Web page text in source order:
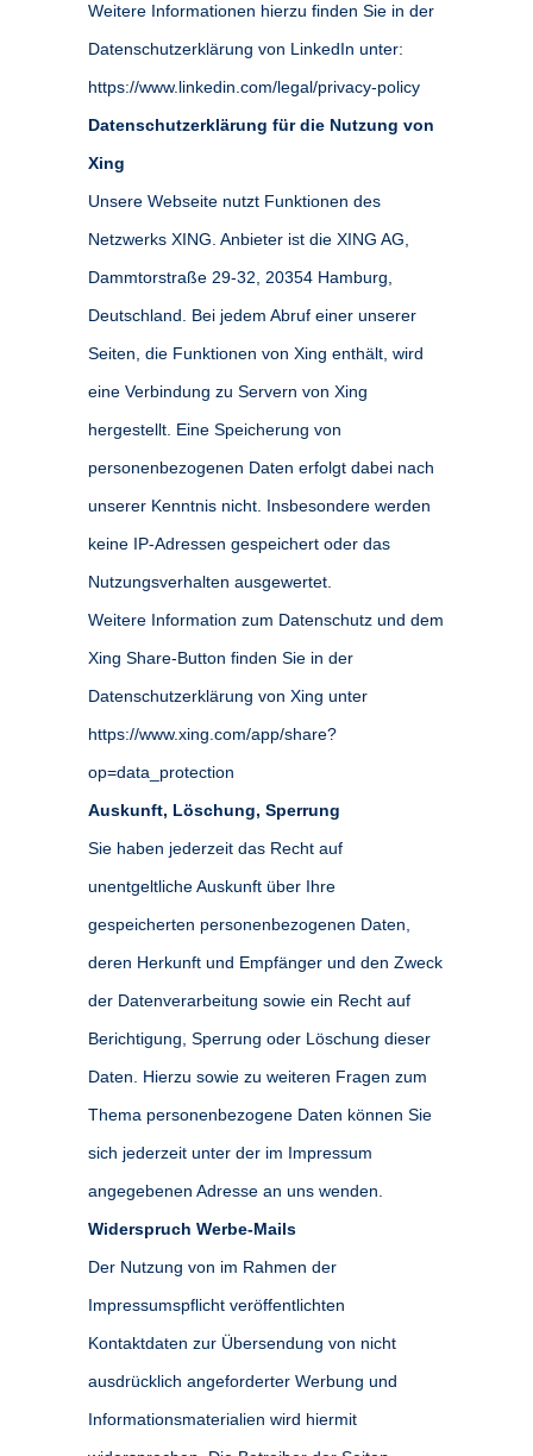
Weitere Informationen hierzu finden Sie in der
Datenschutzerklärung von LinkedIn unter:
https://www.linkedin.com/legal/privacy-policy
Datenschutzerklärung für die Nutzung von
Xing
Unsere Webseite nutzt Funktionen des
Netzwerks XING. Anbieter ist die XING AG,
Dammtorstraße 29-32, 20354 Hamburg,
Deutschland. Bei jedem Abruf einer unserer
Seiten, die Funktionen von Xing enthält, wird
eine Verbindung zu Servern von Xing
hergestellt. Eine Speicherung von
personenbezogenen Daten erfolgt dabei nach
unserer Kenntnis nicht. Insbesondere werden
keine IP-Adressen gespeichert oder das
Nutzungsverhalten ausgewertet.
Weitere Information zum Datenschutz und dem
Xing Share-Button finden Sie in der
Datenschutzerklärung von Xing unter
https://www.xing.com/app/share?
op=data_protection
Auskunft, Löschung, Sperrung
Sie haben jederzeit das Recht auf
unentgeltliche Auskunft über Ihre
gespeicherten personenbezogenen Daten,
deren Herkunft und Empfänger und den Zweck
der Datenverarbeitung sowie ein Recht auf
Berichtigung, Sperrung oder Löschung dieser
Daten. Hierzu sowie zu weiteren Fragen zum
Thema personenbezogene Daten können Sie
sich jederzeit unter der im Impressum
angegebenen Adresse an uns wenden.
Widerspruch Werbe-Mails
Der Nutzung von im Rahmen der
Impressumspflicht veröffentlichten
Kontaktdaten zur Übersendung von nicht
ausdrücklich angeforderter Werbung und
Informationsmaterialien wird hiermit